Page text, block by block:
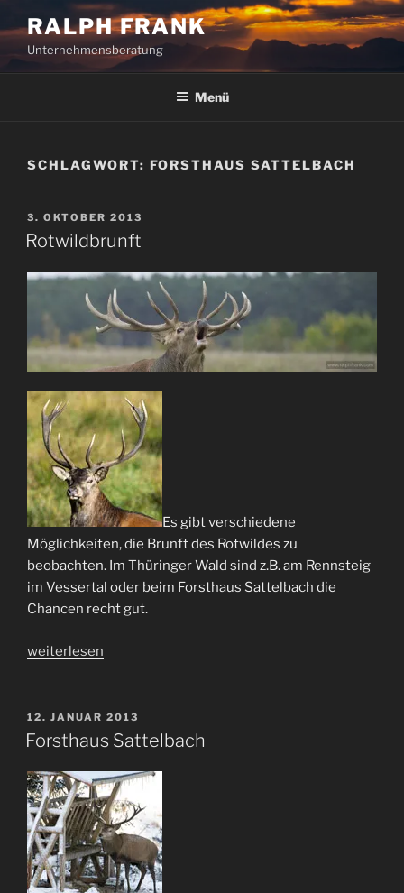
Inhalt
springen
RALPH FRANK
Unternehmensberatung
Menü
SCHLAGWORT: FORSTHAUS SATTELBACH
VERÖFFENTLICHT
AM
3. OKTOBER 2013
Rotwildbrunft
Es gibt verschiedene
Möglichkeiten, die Brunft des Rotwildes zu
beobachten. Im Thüringer Wald sind z.B. am Rennsteig
im Vessertal oder beim Forsthaus Sattelbach die
Chancen recht gut.
„Rotwildbrunft“
weiterlesen
VERÖFFENTLICHT
AM
12. JANUAR 2013
Forsthaus Sattelbach